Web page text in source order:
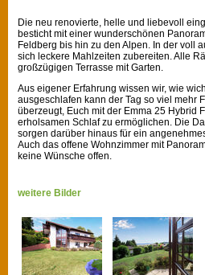
Die neu renovierte, helle und liebevoll
besticht mit einer wunderschönen
Feldberg bis hin zu den Alpen. In der voll
sich leckere Mahlzeiten zubereiten. Alle
großzügigen Terrasse mit Garten.
Aus eigener Erfahrung wissen wir, wie
ausgeschlafen kann der Tag so viel mehr
überzeugt, Euch mit der Emma 25 Hybrid
erholsamen Schlaf zu ermöglichen. Die
sorgen darüber hinaus für ein
Auch das offene Wohnzimmer mit
keine Wünsche offen.
weitere Bilder